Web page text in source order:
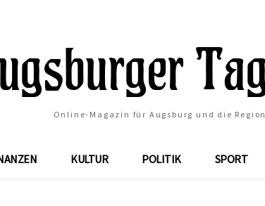
Online-Magazin für Augsburg und die Region
KULTUR POLITIK SPORT